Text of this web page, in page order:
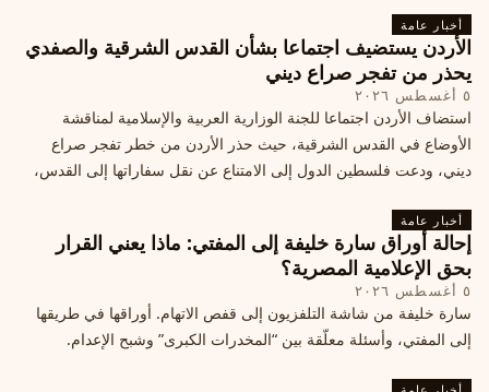
أخبار عامة
الأردن يستضيف اجتماعا بشأن القدس الشرقية والصفدي
يحذر من تفجر صراع ديني
٥ أغسطس ٢٠٢٦
استضاف الأردن اجتماعا للجنة الوزارية العربية والإسلامية لمناقشة
الأوضاع في القدس الشرقية، حيث حذر الأردن من خطر تفجر صراع
ديني، ودعت فلسطين الدول إلى الامتناع عن نقل سفاراتها إلى القدس،
أخبار عامة
إحالة أوراق سارة خليفة إلى المفتي: ماذا يعني القرار
بحق الإعلامية المصرية؟
٥ أغسطس ٢٠٢٦
سارة خليفة من شاشة التلفزيون إلى قفص الاتهام. أوراقها في طريقها
إلى المفتي، وأسئلة معلّقة بين “المخدرات الكبرى” وشبح الإعدام.